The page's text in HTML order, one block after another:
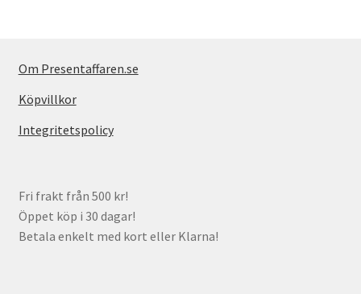
Om Presentaffaren.se
Köpvillkor
Integritetspolicy
Fri frakt från 500 kr!
Öppet köp i 30 dagar!
Betala enkelt med kort eller Klarna!